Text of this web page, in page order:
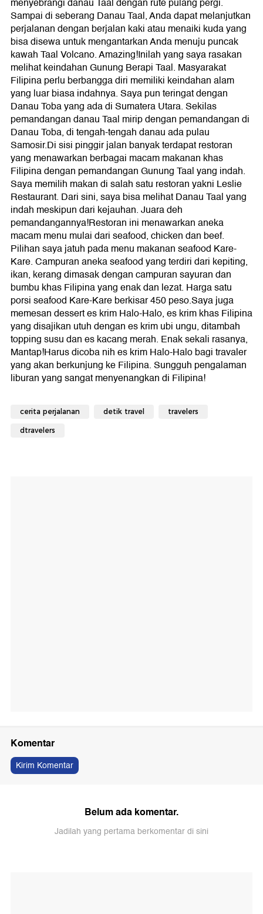
Sampai di seberang Danau Taal, Anda dapat melanjutkan
perjalanan dengan berjalan kaki atau menaiki kuda yang
bisa disewa untuk mengantarkan Anda menuju puncak
kawah Taal Volcano. Amazing!Inilah yang saya rasakan
melihat keindahan Gunung Berapi Taal. Masyarakat
Filipina perlu berbangga diri memiliki keindahan alam
yang luar biasa indahnya. Saya pun teringat dengan
Danau Toba yang ada di Sumatera Utara. Sekilas
pemandangan danau Taal mirip dengan pemandangan di
Danau Toba, di tengah-tengah danau ada pulau
Samosir.Di sisi pinggir jalan banyak terdapat restoran
yang menawarkan berbagai macam makanan khas
Filipina dengan pemandangan Gunung Taal yang indah.
Saya memilih makan di salah satu restoran yakni Leslie
Restaurant. Dari sini, saya bisa melihat Danau Taal yang
indah meskipun dari kejauhan. Juara deh
pemandangannya!Restoran ini menawarkan aneka
macam menu mulai dari seafood, chicken dan beef.
Pilihan saya jatuh pada menu makanan seafood Kare-
Kare. Campuran aneka seafood yang terdiri dari kepiting,
ikan, kerang dimasak dengan campuran sayuran dan
bumbu khas Filipina yang enak dan lezat. Harga satu
porsi seafood Kare-Kare berkisar 450 peso.Saya juga
memesan dessert es krim Halo-Halo, es krim khas Filipina
yang disajikan utuh dengan es krim ubi ungu, ditambah
topping susu dan es kacang merah. Enak sekali rasanya,
Mantap!Harus dicoba nih es krim Halo-Halo bagi travaler
yang akan berkunjung ke Filipina. Sungguh pengalaman
liburan yang sangat menyenangkan di Filipina!
cerita perjalanan detik travel travelers
dtravelers
Komentar
Kirim Komentar
Belum ada komentar.
Jadilah yang pertama berkomentar di sini